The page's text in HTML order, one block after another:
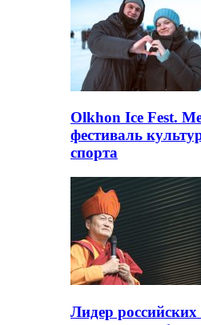
Olkhon Ice Fest.
фестиваль
спорта
Лидер российских